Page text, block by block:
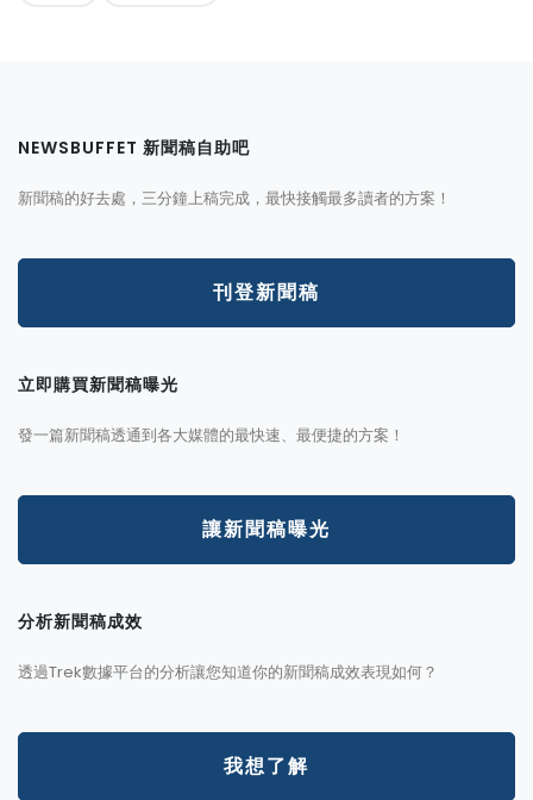
NEWSBUFFET 新聞稿自助吧
新聞稿的好去處，三分鐘上稿完成，最快接觸最多讀者的方案！
刊登新聞稿
立即購買新聞稿曝光
發一篇新聞稿透通到各大媒體的最快速、最便捷的方案！
讓新聞稿曝光
分析新聞稿成效
透過Trek數據平台的分析讓您知道你的新聞稿成效表現如何？
我想了解